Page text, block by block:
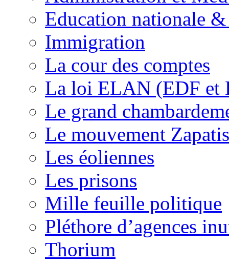
Education nationale
Immigration
La cour des comptes
La loi ELAN (EDF et
Le grand
Le mouvement
Les éoliennes
Les prisons
Mille feuille politique
Pléthore d’agences
Thorium